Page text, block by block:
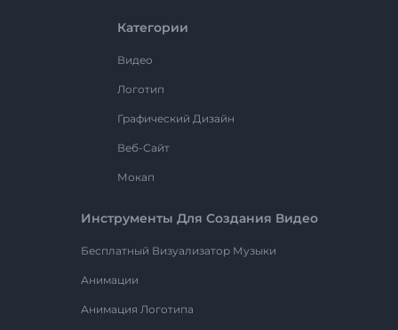
Категории
Видео
Логотип
Графический Дизайн
Веб-Сайт
Мокап
Инструменты Для Создания Видео
Бесплатный Визуализатор Музыки
Анимации
Анимация Логотипа